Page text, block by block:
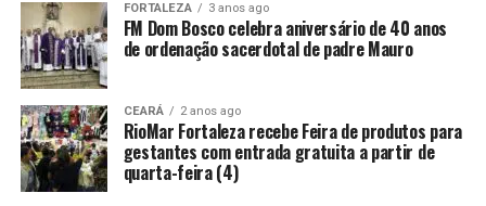
FORTALEZA 3 anos ago
FM Dom Bosco celebra aniversário de 40 anos
de ordenação sacerdotal de padre Mauro
CEARÁ 2 anos ago
RioMar Fortaleza recebe Feira de produtos para
gestantes com entrada gratuita a partir de
quarta-feira (4)